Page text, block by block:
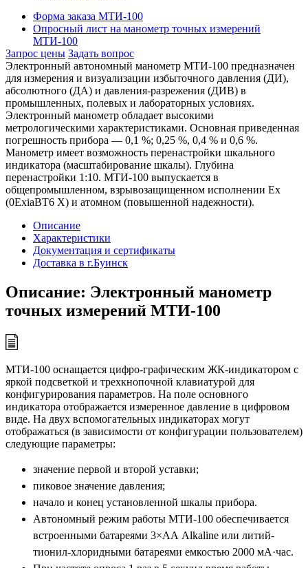
Форма заказа МТИ-100
Опросный лист на манометр точных измерений
МТИ-100
Запрос цены Задать вопрос
Электронный автономный манометр МТИ-100 предназначен
для измерения и визуализации избыточного давления (ДИ),
абсолютного (ДА) и давления-разрежения (ДИВ) в
промышленных, полевых и лабораторных условиях.
Электронный манометр обладает высокими
метрологическими характеристиками. Основная приведенная
погрешность прибора — 0,1 %; 0,25 %, 0,4 % и 0,6 %.
Манометр имеет возможность перенастройки шкального
индикатора (масштабирование шкалы). Глубина
перенастройки 1:10. МТИ-100 выпускается в
общепромышленном, взрывозащищенном исполнении Ех
(0ЕхiaBT6 Х) и атомном (повышенной надежности).
Описание
Характеристики
Документация и сертификаты
Доставка в г.Буинск
Описание: Электронный манометр
точных измерений МТИ-100
МТИ-100 оснащается цифро-графическим ЖК-индикатором с
яркой подсветкой и трехкнопочной клавиатурой для
конфигурирования параметров. На поле основного
индикатора отображается измеренное давление в цифровом
виде. На двух вспомогательных индикаторах могут
отображаться (в зависимости от конфигурации пользователем)
следующие параметры:
значение первой и второй уставки;
пиковое значение давления;
начало и конец установленной шкалы прибора.
Автономный режим работы МТИ-100 обеспечивается
встроенными батареями 3×АА Alkaline или литий-
тионил-хлоридными батареями емкостью 2000 мА·час.